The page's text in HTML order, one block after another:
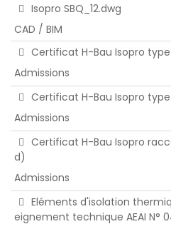
Isopro SBQ_12.dwg
CAD / BIM
Certificat H-Bau Isopro
Admissions
Certificat H-Bau Isopro
Admissions
Certificat H-Bau Isopro
d)
Admissions
Eléments d'isolation
eignement technique AEAI N°